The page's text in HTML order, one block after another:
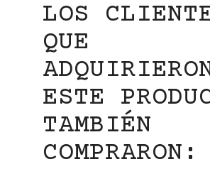
LOS
QUE
ESTE
TAMBIÉN
COMPRARON: